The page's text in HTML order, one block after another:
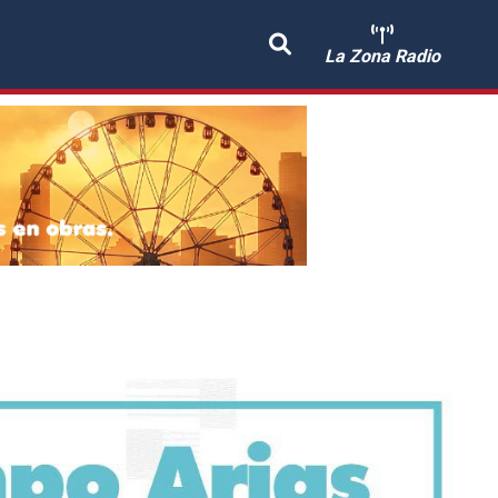
La Zona Radio